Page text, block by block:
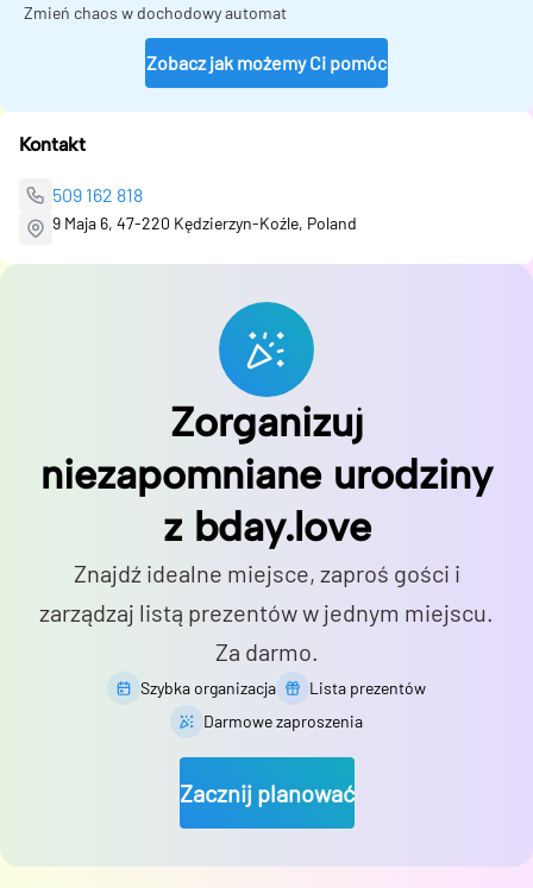
Zmień chaos w dochodowy automat
Zobacz jak możemy Ci pomóc
Kontakt
509 162 818
9 Maja 6, 47-220 Kędzierzyn-Koźle, Poland
Zorganizuj
niezapomniane urodziny
z bday.love
Znajdź idealne miejsce, zaproś gości i
zarządzaj listą prezentów w jednym miejscu.
Za darmo.
Szybka organizacja
Lista prezentów
Darmowe zaproszenia
Zacznij planować